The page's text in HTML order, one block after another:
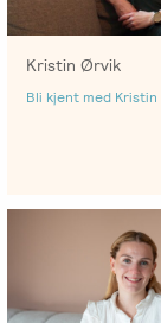
Kristin Ørvik
Bli kjent med Kristin